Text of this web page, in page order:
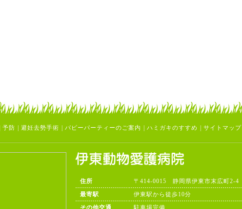
予防 | 避妊去勢手術 | パピーパーティーのご案内 | ハミガキのすすめ | サイトマップ
住所
〒414-0015 静岡県伊東市末広町2-4
最寄駅
伊東駅から徒歩10分
その他交通
駐車場完備